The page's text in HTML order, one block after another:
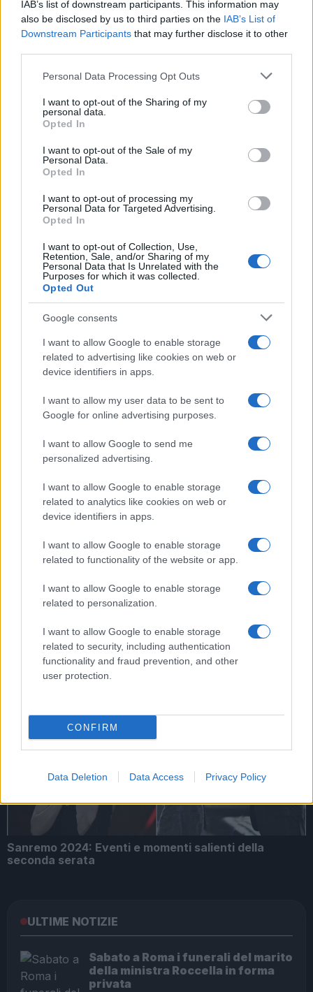
IAB’s list of downstream participants. This information may
also be disclosed by us to third parties on the IAB’s List of
Downstream Participants that may further disclose it to other
Please note that this website/app uses one or more Google
not limited to your visit or usage behaviour. You may click to
grant or deny consent to Google and its third-party tags to
use your data for below specified purposes in below Google
consent section.
Personal Data Processing Opt Outs
I want to opt-out of the Sharing of my
personal data.
Opted In
I want to opt-out of the Sale of my
Personal Data.
Opted In
I want to opt-out of processing my
Personal Data for Targeted Advertising.
Opted In
I want to opt-out of Collection, Use,
Retention, Sale, and/or Sharing of my
Personal Data that Is Unrelated with the
Purposes for which it was collected.
Opted Out
Google consents
I want to allow Google to enable storage
related to advertising like cookies on web or
device identifiers in apps.
I want to allow my user data to be sent to
Google for online advertising purposes.
I want to allow Google to send me
personalized advertising.
I want to allow Google to enable storage
related to analytics like cookies on web or
device identifiers in apps.
I want to allow Google to enable storage
related to functionality of the website or app.
I want to allow Google to enable storage
related to personalization.
I want to allow Google to enable storage
related to security, including authentication
functionality and fraud prevention, and other
user protection.
CONFIRM
Data Deletion Data Access Privacy Policy
qualsiasi prova della sua responsabilità. Nonostante
questo, è stato prontamente individuato e
voci di crisi
2 anni fa
perso tutto con la malattia, ma il
dolore mi ha donato tanto”
Lavori in casa:
66enne cade dal
tetto, batte la
testa sul cemento
per la Palestra
Popolare di San
ARTICOLI CORRELATI
Chiara Ferragni e Fedez si lasciano: confermato dopo
Giovanni Allevi a Sanremo: “Ho perso tutto con la
malattia, ma il dolore mi ha donato tanto”
Sanremo 2024: Eventi e momenti salienti della
seconda serata
ULTIME NOTIZIE
Sabato a Roma i funerali del marito
della ministra Roccella in forma
privata